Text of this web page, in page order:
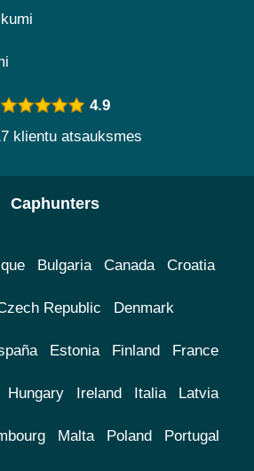
4.9
klientu atsauksmes
Caphunters
Bulgaria Canada Croatia
Republic Denmark
Estonia Finland France
Hungary Ireland Italia Latvia
Malta Poland Portugal